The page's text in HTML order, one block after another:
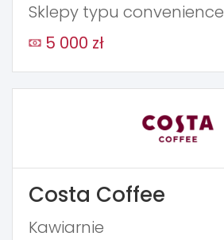
Sklepy typu convenience
5 000 zł
Costa Coffee
Kawiarnie